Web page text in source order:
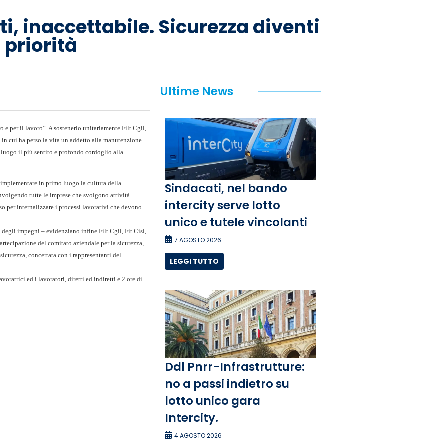
inaccettabile. Sicurezza diventi
priorità
e per il lavoro”. A sostenerlo unitariamente Filt Cgil,
cui ha perso la vita un addetto alla manutenzione
il più sentito e profondo cordoglio alla
in primo luogo la cultura della
tutte le imprese che svolgono attività
per internalizzare i processi lavorativi che devono
degli impegni – evidenziano infine Filt Cgil, Fit Cisl,
del comitato aziendale per la sicurezza,
concertata con i rappresentanti del
ed i lavoratori, diretti ed indiretti e 2 ore di
Ultime News
Sindacati, nel bando
intercity serve lotto
unico e tutele vincolanti
7 AGOSTO 2026
LEGGI TUTTO
Ddl Pnrr-Infrastrutture:
no a passi indietro su
lotto unico gara
Intercity.
4 AGOSTO 2026